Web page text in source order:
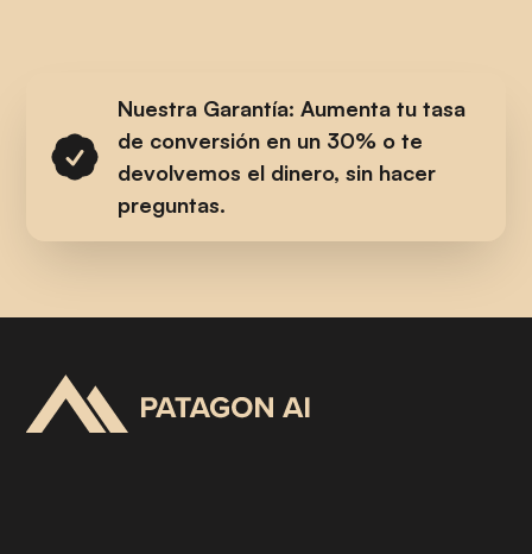
Nuestra Garantía: Aumenta tu tasa
de conversión en un 30% o te
devolvemos el dinero, sin hacer
preguntas.